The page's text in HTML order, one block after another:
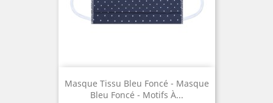
Masque Tissu Bleu Foncé - Masque
Bleu Foncé - Motifs À...